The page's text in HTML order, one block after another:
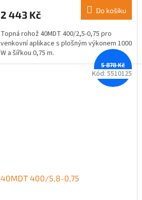
2 443 Kč Do košíku
Topná rohož 40MDT 400/2,5-0,75 pro
venkovní aplikace s plošným výkonem 1000
W a šířkou 0,75 m.
5 878 Kč
–11 %
40MDT 400/5,8-0,75
Kód: 5510125